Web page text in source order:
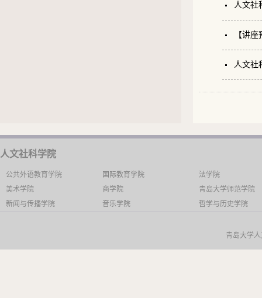
人文社
【讲
人文社
人文社科学院
公共外语教育学院 国际教育学院
法学院
美术学院
商学院
青岛大学师范学院
新闻与传播学院
音乐学院 哲学与历史学院
青岛大学